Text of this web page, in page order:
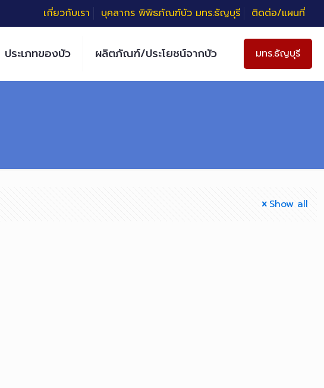
เกี่ยวกับเรา บุคลากร พิพิธภัณฑ์บัว มทร.ธัญบุรี ติดต่อ/แผนที่
ประเภทของบัว ผลิตภัณฑ์/ประโยชน์จากบัว มทร.ธัญบุรี
Show all